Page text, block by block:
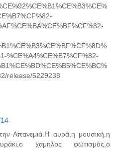
%CE%A4%CE%B7%CF%82-
release/5229238
Απανεμιά.Η αυρά,η μουσική,η
χαμηλος φωτισμός,ο